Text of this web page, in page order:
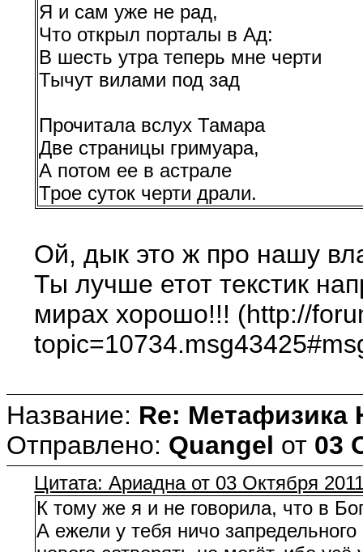
Я и сам уже не рад,
Что открыл порталы в Ад:
В шесть утра теперь мне черти
Тычут вилами под зад
Прочитала вслух Тамара
Две страницы гримуара,
А потом ее в астрале
Трое суток черти драли.
Ой, дык это ж про нашу
Ты лучше етот текстик
мирах хорошо!!! (http://
Название: Re: Метафизика
Отправлено: Quangel от 03
Цитата: Ариадна от 03 Октября
К тому же я и не говорила, что в
А ежели у тебя ничо